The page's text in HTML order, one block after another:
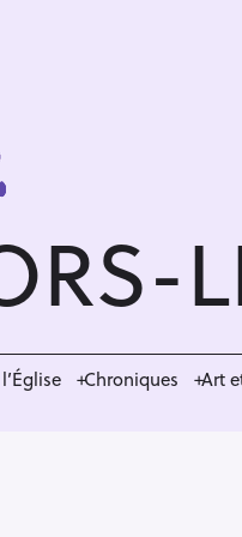
Chroniques Art